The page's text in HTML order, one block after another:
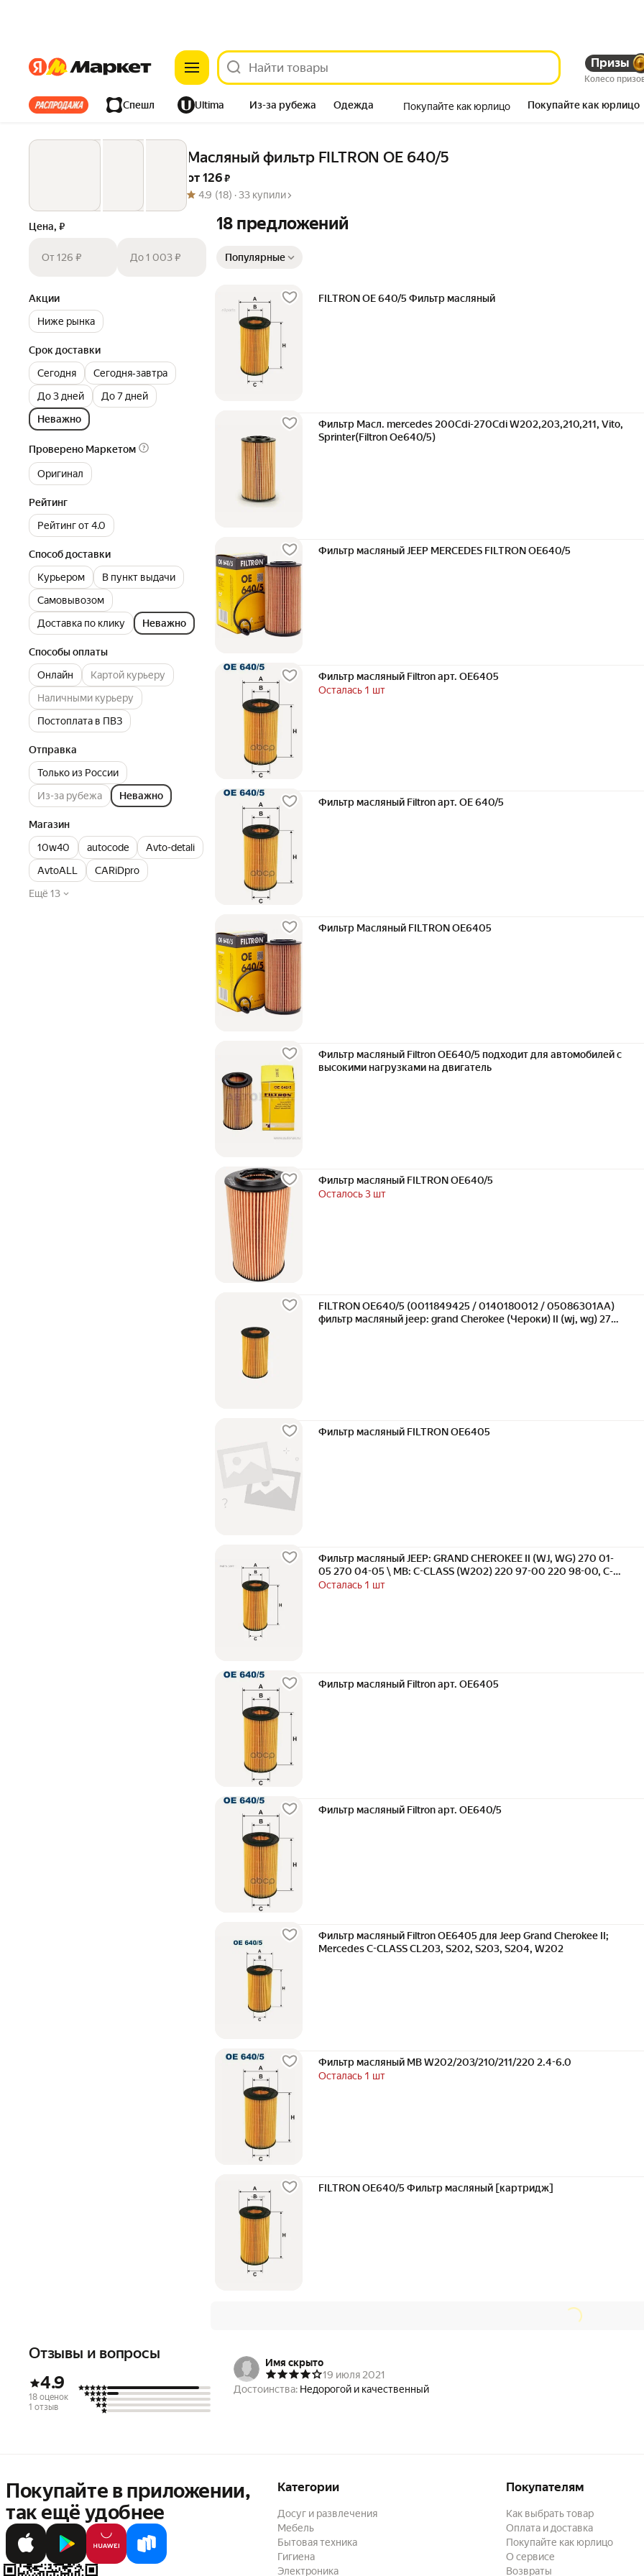
ЯндексЯндекс Призы
Колесо
Все хиты Спешл Ultima Из-за рубежа Одежда
Дом Ремонт Детям Красота
Покупайте как юрлицо Покупайте как юрлицо
Масляный фильтр FILTRON OE 640/5
от 126 ₽
4.9 (18) ·33 купили
Цена, ₽
От 126 ₽ До 1 003 ₽
Акции
Ниже рынка
Срок доставки
Сегодня
Сегодня‐завтра
До 3 дней
До 7 дней
Неважно
Проверено Маркетом
Оригинал
Рейтинг
Рейтинг от 4.0
Способ доставки
Курьером
В пункт выдачи
Самовывозом
Доставка по клику
Неважно
Способы оплаты
Онлайн
Картой курьеру
Наличными курьеру
Постоплата в ПВЗ
Отправка
Только из России
Из-за рубежа
Неважно
Магазин
10w40
autocode
Avto-detali
AvtoALL
CARiDpro
Ещё 13
18 предложений
Популярные
FILTRON OE 640/5 Фильтр масляный
Фильтр Масл. mercedes 200Cdi-270Cdi W202,203,210,211, Vito,
Sprinter(Filtron Oe640/5)
Фильтр масляный JEEP MERCEDES FILTRON OE640/5
Фильтр масляный Filtron арт. OE6405
Осталась 1 шт
Фильтр масляный Filtron арт. OE 640/5
Фильтр Масляный FILTRON OE6405
Фильтр масляный Filtron OE640/5 подходит для автомобилей с
высокими нагрузками на двигатель
Фильтр масляный FILTRON OE640/5
Осталось 3 шт
FILTRON OE640/5 (0011849425 / 0140180012 / 05086301AA)
фильтр масляный jeep: grand Cherokee (Чероки) II (wj, wg) 270
Фильтр масляный FILTRON OE6405
Фильтр масляный JEEP: GRAND CHEROKEE II (WJ, WG) 270 01-
05 270 04-05 \ MB: C-CLASS (W202) 220 97-00 220 98-00, C-
CLASS (W203) 220 00-03 270 00-07 220 00-07 220 01-03
Осталась 1 шт
Фильтр масляный Filtron арт. OE6405
Фильтр масляный Filtron арт. OE640/5
Фильтр масляный Filtron OE6405 для Jeep Grand Cherokee II;
Mercedes C-CLASS CL203, S202, S203, S204, W202
Фильтр масляный MB W202/203/210/211/220 2.4-6.0
Осталась 1 шт
FILTRON OE640/5 Фильтр масляный [картридж]
Отзывы и вопросы
4.9
18 оценок
1 отзыв
Имя скрыто
19 июля 2021
Достоинства: Недорогой и качественный
Покупайте в приложении,
так ещё удобнее
Категории
Досуг и развлечения
Мебель
Бытовая техника
Гигиена
Электроника
Покупателям
Как выбрать товар
Оплата и доставка
Покупайте как юрлицо
О сервисе
Возвраты